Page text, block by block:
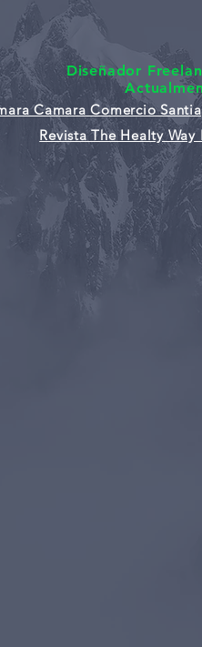
Diseñador
Camara Comercio
Revista The Healty Way